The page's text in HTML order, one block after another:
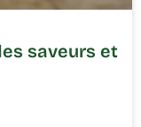
saveurs et